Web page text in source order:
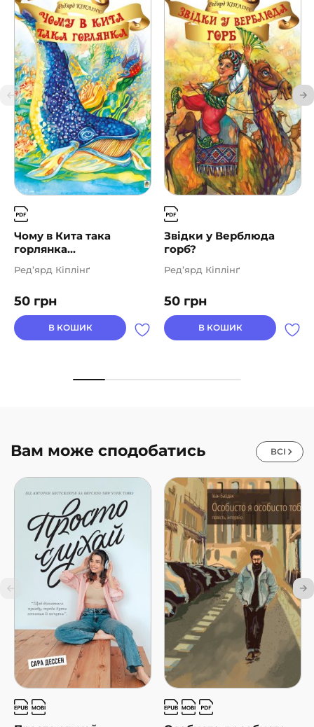
Чому в Кита така
горлянка...
50 грн
Ред’ярд Кіплінґ
В КОШИК
Звідки у Верблюда
горб?
50 грн
Ред’ярд Кіплінґ
В КОШИК
Вам може сподобатись ВСІ